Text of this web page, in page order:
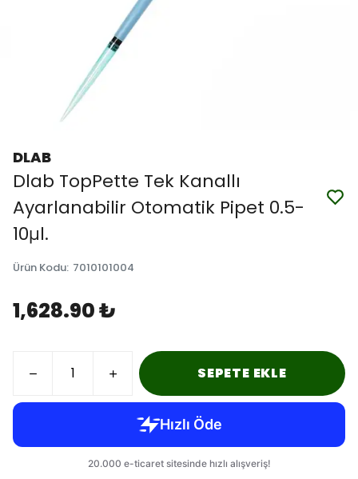
DLAB
Dlab TopPette Tek Kanallı
Ayarlanabilir Otomatik Pipet 0.5-
10μl.
Ürün Kodu: 7010101004
1,628.90 ₺
SEPETE EKLE